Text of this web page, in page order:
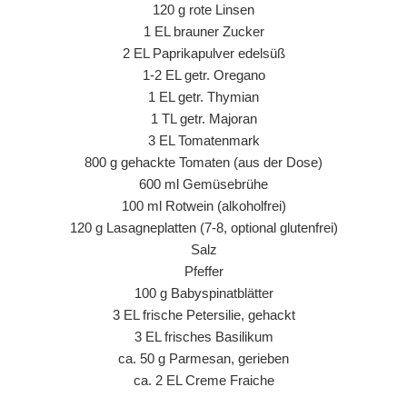
120 g rote Linsen
1 EL brauner Zucker
2 EL Paprikapulver edelsüß
1-2 EL getr. Oregano
1 EL getr. Thymian
1 TL getr. Majoran
3 EL Tomatenmark
800 g gehackte Tomaten (aus der Dose)
600 ml Gemüsebrühe
100 ml Rotwein (alkoholfrei)
120 g Lasagneplatten (7-8, optional glutenfrei)
Salz
Pfeffer
100 g Babyspinatblätter
3 EL frische Petersilie, gehackt
3 EL frisches Basilikum
ca. 50 g Parmesan, gerieben
ca. 2 EL Creme Fraiche